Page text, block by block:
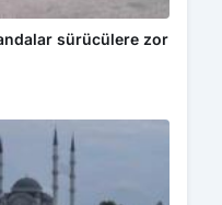
sürücülere zor